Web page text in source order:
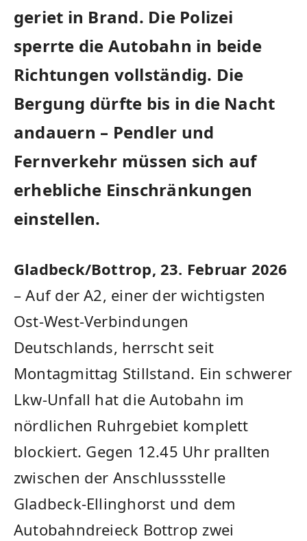
geriet in Brand. Die Polizei
sperrte die Autobahn in beide
Richtungen vollständig. Die
Bergung dürfte bis in die Nacht
andauern – Pendler und
Fernverkehr müssen sich auf
erhebliche Einschränkungen
einstellen.
Gladbeck/Bottrop, 23. Februar 2026
– Auf der A2, einer der wichtigsten
Ost-West-Verbindungen
Deutschlands, herrscht seit
Montagmittag Stillstand. Ein schwerer
Lkw-Unfall hat die Autobahn im
nördlichen Ruhrgebiet komplett
blockiert. Gegen 12.45 Uhr prallten
zwischen der Anschlussstelle
Gladbeck-Ellinghorst und dem
Autobahndreieck Bottrop zwei